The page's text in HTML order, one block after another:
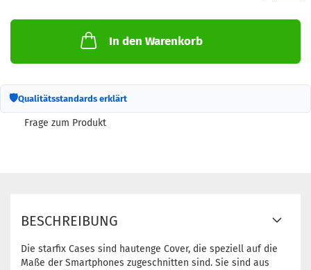
In den Warenkorb
🛡Qualitätsstandards erklärt
Frage zum Produkt
BESCHREIBUNG
Die starfix Cases sind hautenge Cover, die speziell auf die
Maße der Smartphones zugeschnitten sind. Sie sind aus